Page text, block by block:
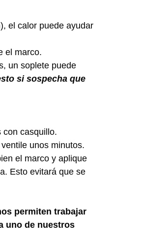
el calor puede ayudar
el marco.
un soplete puede
si sospecha que
con casquillo.
unos minutos.
el marco y aplique
Esto evitará que se
permiten trabajar
uno de nuestros